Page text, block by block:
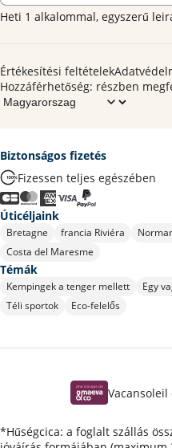
Heti 1 alkalommal, egyszerű
Értékesítési feltételek
Hozzáférhetőség: részben
Témák
Kempingek a tenger mellett Egy
Téli sportok
Eco-felelős
Úticéljaink
Bretagne francia Riviéra
Costa del Maresme
Biztonságos fizetés
Fizessen teljes egészében
Vacansoleil
*Hűségcica: a foglalt szállás